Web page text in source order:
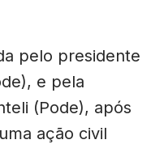
pelo presidente
e pela
(Pode), após
ação civil